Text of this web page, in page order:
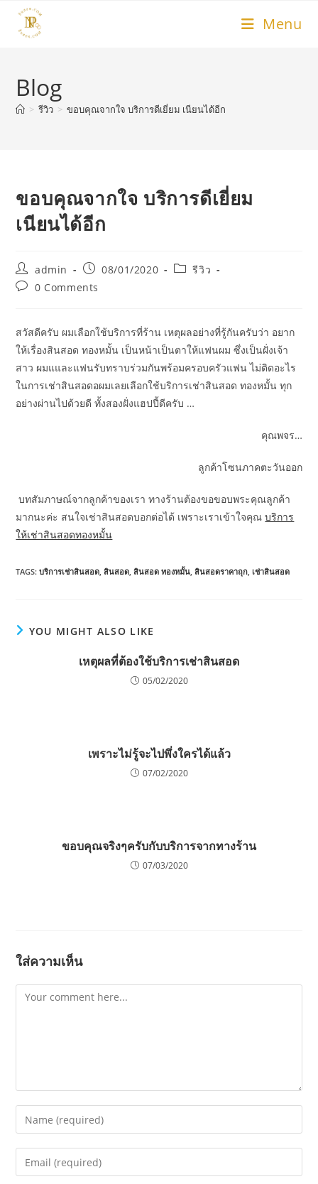
Menu
Blog
> รีวิว > ขอบคุณจากใจ บริการดีเยี่ยม เนียนได้อีก
ขอบคุณจากใจ บริการดีเยี่ยม
เนียนได้อีก
Post
author:
admin
Post
published:
08/01/2020
Postรีวิว
Post0 Comments
สวัสดีครับ ผมเลือกใช้บริการที่ร้าน เหตุผลอย่างที่รู้กันครับว่า อยาก
ให้เรื่องสินสอด ทองหมั้น เป็นหน้าเป็นตาให้แฟนผม ซึ่งเป็นฝั่งเจ้า
สาว ผมแและแฟนรับทราบร่วมกันพร้อมครอบครัวแฟน ไม่ติดอะไร
ในการเช่าสินสอดอผมเลยเลือกใช้บริการเช่าสินสอด ทองหมั้น ทุก
อย่างผ่านไปด้วยดี ทั้งสองฝั่งแฮปปี้ดีครับ …
คุณพจร…
ลูกค้าโซนภาคตะวันออก
บทสัมภาษณ์จากลูกค้าของเรา ทางร้านต้องขอขอบพระคุณลูกค้า
มากนะค่ะ สนใจเช่าสินสอดบอกต่อได้ เพราะเราเข้าใจคุณบริการ
ให้เช่าสินสอดทองหมั้น
TAGS:บริการเช่าสินสอด, สินสอด, สินสอด ทองหมั้น, สินสอดราคาถุก, เช่าสินสอด
YOU MIGHT ALSO LIKE
เหตุผลที่ต้องใช้บริการเช่าสินสอด
05/02/2020
เพราะไม่รู้จะไปพึ่งใครได้แล้ว
07/02/2020
ขอบคุณจริงๆครับกับบริการจากทางร้าน
07/03/2020
ใส่ความเห็น
Comment
Enter
your
name
Enter
your